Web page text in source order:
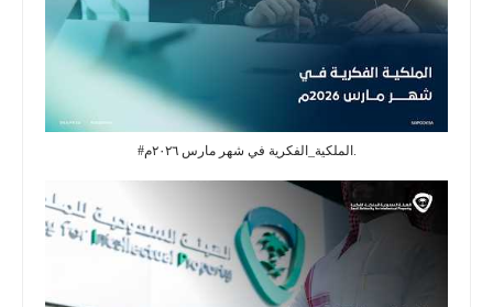
#الملكية_الفكرية في شهر مارس ٢٠٢٦م.